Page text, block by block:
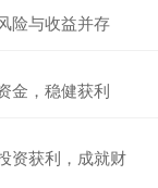
险与收益并存
金，稳健获利
资获利，成就财